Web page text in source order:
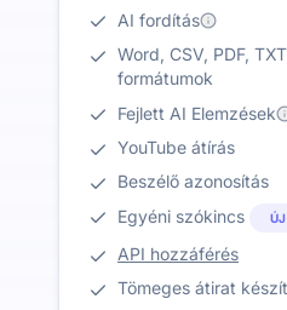
AI fordítás
Word, CSV, PDF,
formátumok
Fejlett AI Elemzések
YouTube átírás
Beszélő azonosítás
Egyéni szókincs
ÚJ
API hozzáférés
Tömeges átirat